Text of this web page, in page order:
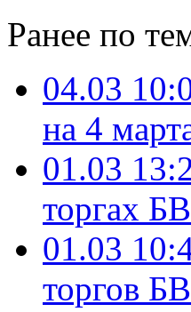
Ранее по
04.03
на 4
01.03
торгах
01.03
торгов